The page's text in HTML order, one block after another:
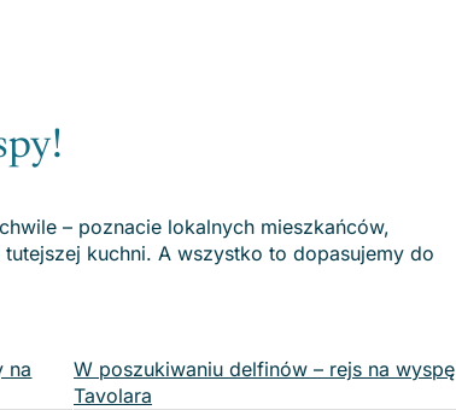
– poznacie lokalnych mieszkańców,
kuchni. A wszystko to dopasujemy do
na
W poszukiwaniu delfinów – rejs na wyspę
Tavolara